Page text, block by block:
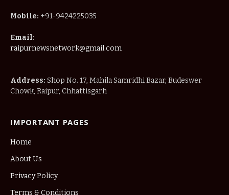
Mobile: +91-9424225035
Email:
raipurnewsnetwork@gmail.com
Address: Shop No. 17, Mahila Samridhi Bazar, Budeswer
Chowk, Raipur, Chhattisgarh
IMPORTANT PAGES
Home
About Us
Privacy Policy
Terms & Conditions